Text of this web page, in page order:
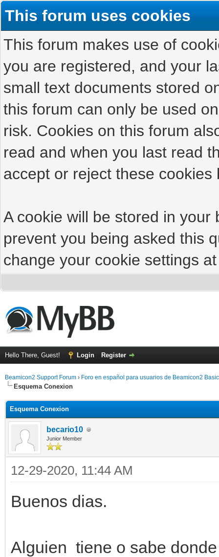
This forum uses cookies
This forum makes use of
you are registered, and your
small text documents stored
this forum can only be used
risk. Cookies on this forum
read and when you last read
accept or reject these cookies
A cookie will be stored in
prevent you being asked this
change your cookie settings
Hello There, Guest! Login Register
Beamicon2 Support Forum › Foro en español para usuarios de Beamicon2 Basic
Esquema Conexion
Esquema Conexion
becario10
Junior Member
12-29-2020, 11:44 AM
Buenos dias.
Alguien tiene o sabe